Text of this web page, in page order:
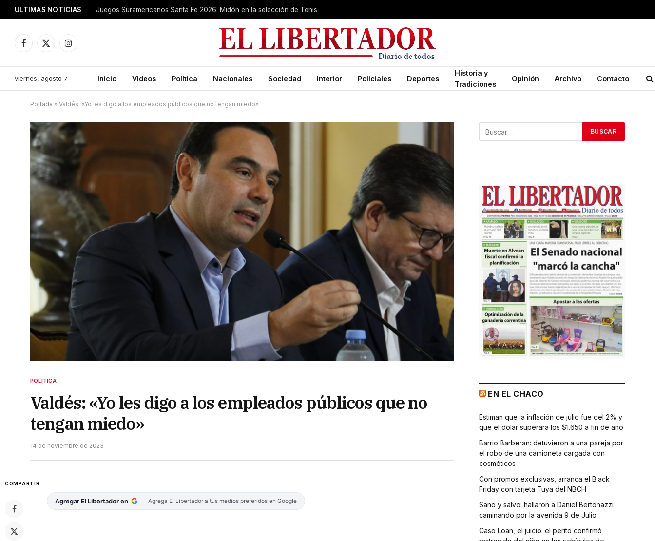
ULTIMAS NOTICIAS Juegos Suramericanos Santa Fe 2026: Midón en la selección de Tenis
Facebook
X
Instagram
viernes, agosto 7 Inicio Videos Política Nacionales Sociedad Interior Policiales Deportes
Historia y
Tradiciones
Opinión Archivo Contacto
Portada » Valdés: «Yo les digo a los empleados públicos que no tengan miedo»
POLÍTICA
Valdés: «Yo les digo a los empleados públicos que no
tengan miedo»
14 de noviembre de 2023
COMPARTIR
Agregar El Libertador en Agrega El Libertador a tus medios preferidos en Google
EN EL CHACO
Estiman que la inflación de julio fue del 2% y
que el dólar superará los $1.650 a fin de año
Barrio Barberan: detuvieron a una pareja por
el robo de una camioneta cargada con
cosméticos
Con promos exclusivas, arranca el Black
Friday con tarjeta Tuya del NBCH
Sano y salvo: hallaron a Daniel Bertonazzi
caminando por la avenida 9 de Julio
Caso Loan, el juicio: el perito confirmó